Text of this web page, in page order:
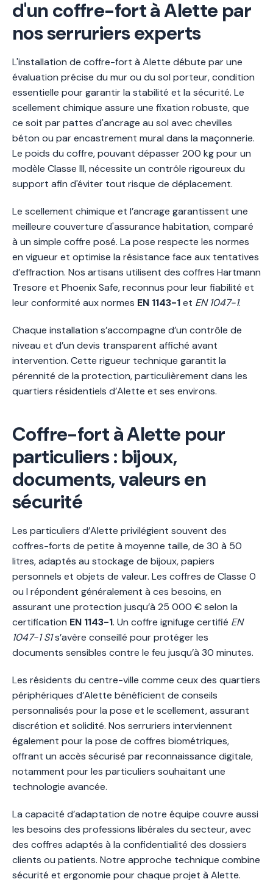
d'un coffre-fort à Alette par
nos serruriers experts
L'installation de coffre-fort à Alette débute par une
évaluation précise du mur ou du sol porteur, condition
essentielle pour garantir la stabilité et la sécurité. Le
scellement chimique assure une fixation robuste, que
ce soit par pattes d'ancrage au sol avec chevilles
béton ou par encastrement mural dans la maçonnerie.
Le poids du coffre, pouvant dépasser 200 kg pour un
modèle Classe III, nécessite un contrôle rigoureux du
support afin d'éviter tout risque de déplacement.
Le scellement chimique et l’ancrage garantissent une
meilleure couverture d'assurance habitation, comparé
à un simple coffre posé. La pose respecte les normes
en vigueur et optimise la résistance face aux tentatives
d’effraction. Nos artisans utilisent des coffres Hartmann
Tresore et Phoenix Safe, reconnus pour leur fiabilité et
leur conformité aux normes EN 1143-1et EN 1047-1.
Chaque installation s’accompagne d’un contrôle de
niveau et d’un devis transparent affiché avant
intervention. Cette rigueur technique garantit la
pérennité de la protection, particulièrement dans les
quartiers résidentiels d’Alette et ses environs.
Coffre-fort à Alette pour
particuliers : bijoux,
documents, valeurs en
sécurité
Les particuliers d’Alette privilégient souvent des
coffres-forts de petite à moyenne taille, de 30 à 50
litres, adaptés au stockage de bijoux, papiers
personnels et objets de valeur. Les coffres de Classe 0
ou I répondent généralement à ces besoins, en
assurant une protection jusqu’à 25 000 € selon la
certification EN 1143-1. Un coffre ignifuge certifié EN
1047-1 S1s’avère conseillé pour protéger les
documents sensibles contre le feu jusqu’à 30 minutes.
Les résidents du centre-ville comme ceux des quartiers
périphériques d’Alette bénéficient de conseils
personnalisés pour la pose et le scellement, assurant
discrétion et solidité. Nos serruriers interviennent
également pour la pose de coffres biométriques,
offrant un accès sécurisé par reconnaissance digitale,
notamment pour les particuliers souhaitant une
technologie avancée.
La capacité d’adaptation de notre équipe couvre aussi
les besoins des professions libérales du secteur, avec
des coffres adaptés à la confidentialité des dossiers
clients ou patients. Notre approche technique combine
sécurité et ergonomie pour chaque projet à Alette.